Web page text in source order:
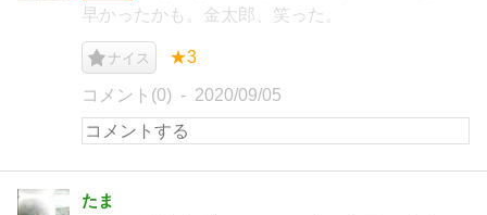
早かったかも。金太郎、笑った。
ナイス ★3
コメント(0) 2020/09/05
たま